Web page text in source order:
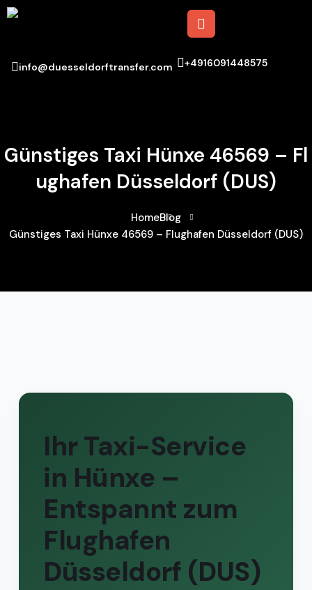
info@duesseldorftransfer.com +4916091448575
Günstiges Taxi Hünxe 46569 – Fl
Ughafen Düsseldorf (DUS)
HomeBlog
Günstiges Taxi Hünxe 46569 – Flughafen Düsseldorf (DUS)
Ihr Taxi-Service
in Hünxe –
Entspannt zum
Flughafen
Düsseldorf (DUS)